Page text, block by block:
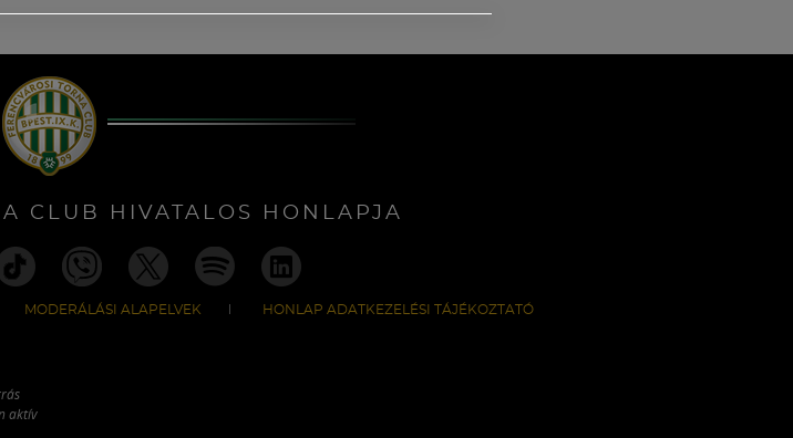
CLUB HIVATALOS HONLAPJA
MODERÁLÁSI ALAPELVEK HONLAP ADATKEZELÉSI TÁJÉKOZTATÓ
aktív